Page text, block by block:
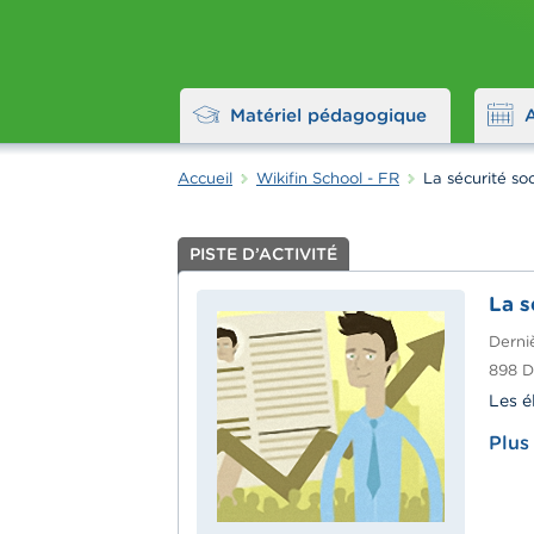
Matériel pédagogique
Accueil Wikifin School - FR La sécurité
PISTE D’ACTIVITÉ
La
898
Les